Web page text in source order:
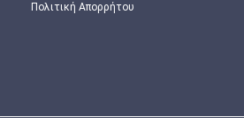
Πολιτική Απορρήτου